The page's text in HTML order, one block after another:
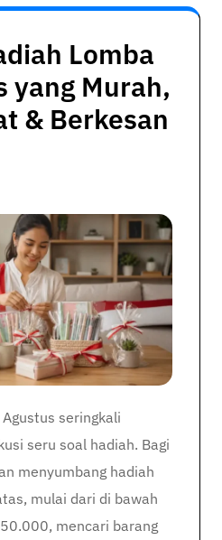
Lomba
yang Murah,
& Berkesan
seringkali
seru soal hadiah. Bagi
menyumbang hadiah
mulai dari di bawah
mencari barang